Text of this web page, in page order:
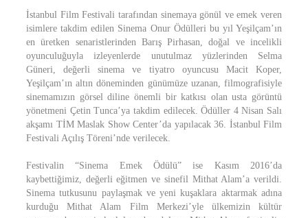
İstanbul Film Festivali tarafından sinemaya gönül ve emek veren
isimlere takdim edilen Sinema Onur Ödülleri bu yıl Yeşilçam’ın
en üretken senaristlerinden Barış Pirhasan, doğal ve incelikli
oyunculuğuyla izleyenlerde unutulmaz yüzlerinden Selma
Güneri, değerli sinema ve tiyatro oyuncusu Macit Koper,
Yeşilçam’ın altın döneminden günümüze uzanan, filmografisiyle
sinemamızın görsel diline önemli bir katkısı olan usta görüntü
yönetmeni Çetin Tunca’ya takdim edilecek. Ödüller 4 Nisan Salı
akşamı TİM Maslak Show Center’da yapılacak 36. İstanbul Film
Festivali Açılış Töreni’nde verilecek.
Festivalin “Sinema Emek Ödülü” ise Kasım 2016’da
kaybettiğimiz, değerli eğitmen ve sinefil Mithat Alam’a verildi.
Sinema tutkusunu paylaşmak ve yeni kuşaklara aktarmak adına
kurduğu Mithat Alam Film Merkezi’yle ülkemizin kültür